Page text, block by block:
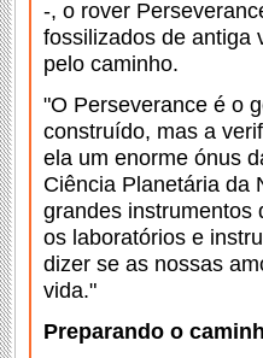
-, o rover
fossilizados de antiga
pelo caminho.
"O Perseverance é o
construído, mas a
ela um enorme ónus
Ciência Planetária da
grandes instrumentos
os laboratórios e
dizer se as nossas
vida."
Preparando o